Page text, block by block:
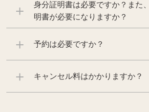
身分証明書は必要ですか？また
明書が必要になりますか？
予約は必要ですか？
キャンセル料はかかりますか？